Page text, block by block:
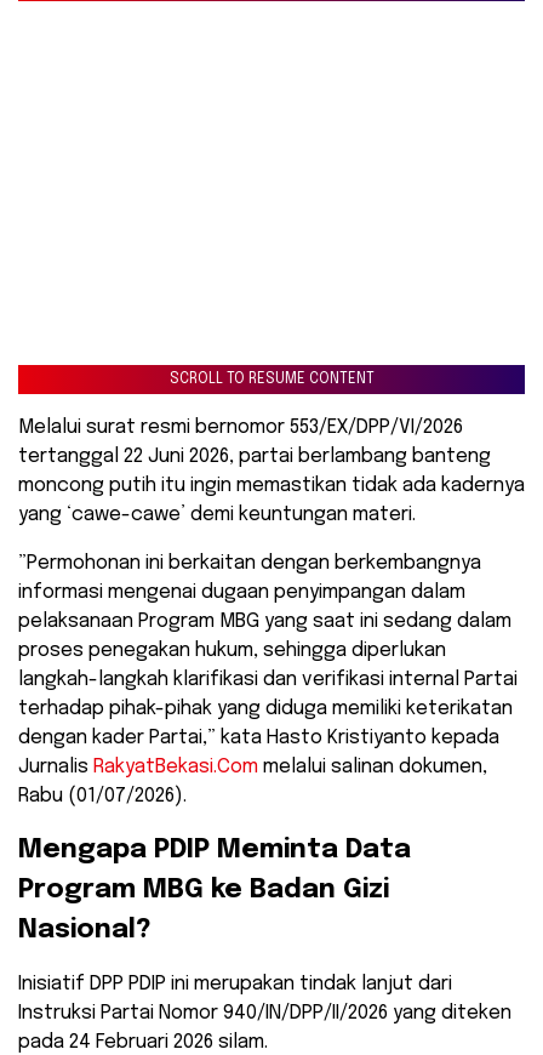
SCROLL TO RESUME CONTENT
​Melalui surat resmi bernomor 553/EX/DPP/VI/2026
tertanggal 22 Juni 2026, partai berlambang banteng
moncong putih itu ingin memastikan tidak ada kadernya
yang ‘cawe-cawe’ demi keuntungan materi.
​”Permohonan ini berkaitan dengan berkembangnya
informasi mengenai dugaan penyimpangan dalam
pelaksanaan Program MBG yang saat ini sedang dalam
proses penegakan hukum, sehingga diperlukan
langkah-langkah klarifikasi dan verifikasi internal Partai
terhadap pihak-pihak yang diduga memiliki keterikatan
dengan kader Partai,” kata Hasto Kristiyanto kepada
Jurnalis RakyatBekasi.Com melalui salinan dokumen,
Rabu (01/07/2026).
​Mengapa PDIP Meminta Data
Program MBG ke Badan Gizi
Nasional?
​Inisiatif DPP PDIP ini merupakan tindak lanjut dari
Instruksi Partai Nomor 940/IN/DPP/II/2026 yang diteken
pada 24 Februari 2026 silam.